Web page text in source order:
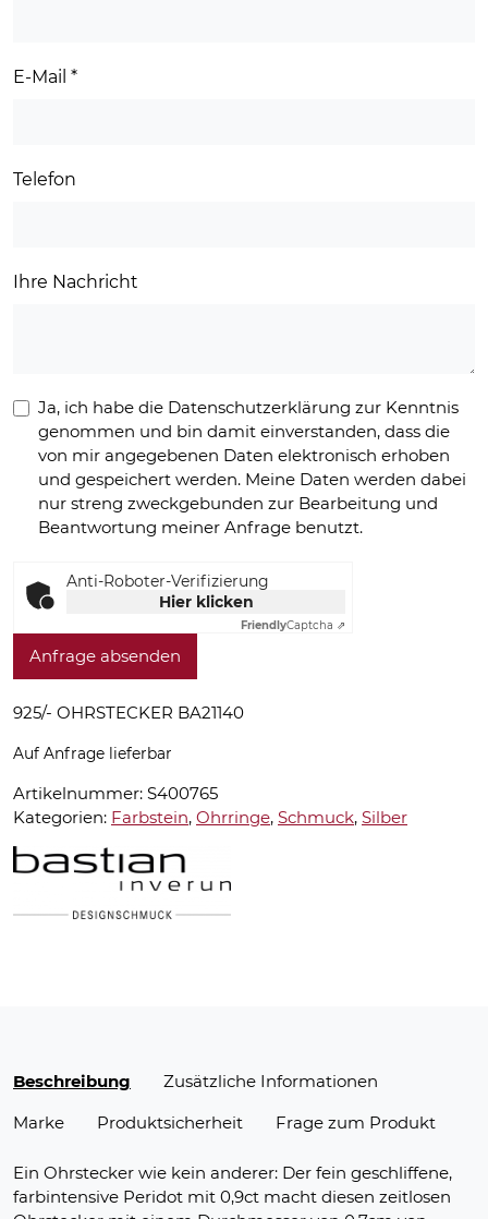
E-Mail *
Telefon
Ihre Nachricht
Ja, ich habe die Datenschutzerklärung zur Kenntnis
genommen und bin damit einverstanden, dass die
von mir angegebenen Daten elektronisch erhoben
und gespeichert werden. Meine Daten werden dabei
nur streng zweckgebunden zur Bearbeitung und
Beantwortung meiner Anfrage benutzt.
Anti-Roboter-Verifizierung
Hier klicken
FriendlyCaptcha ⇗
Anfrage absenden
925/- OHRSTECKER BA21140
Auf Anfrage lieferbar
Artikelnummer: S400765
Kategorien: Farbstein, Ohrringe, Schmuck, Silber
Beschreibung
Zusätzliche Informationen
Marke
Produktsicherheit Frage zum Produkt
Ein Ohrstecker wie kein anderer: Der fein geschliffene,
farbintensive Peridot mit 0,9ct macht diesen zeitlosen